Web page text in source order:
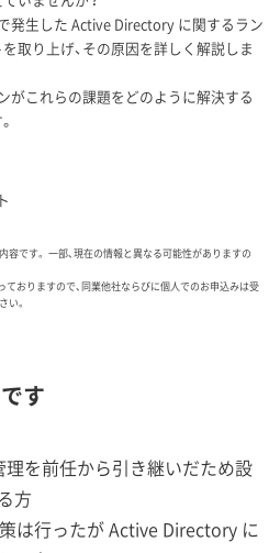
発生した Active Directory に関するラン
取り上げ、その原因を詳しく解説しま
がこれらの課題をどのように解決する
です。 一部、現在の情報と異なる可能性がありますの
おりますので、同業他社ならびに個人でのお申込みは受
い。
す
を前任から引き継いだため設
方
は行ったが Active Directory に